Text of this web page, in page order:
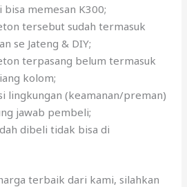
memesan K300;
tersebut sudah termasuk
se Jateng & DIY;
terpasang belum termasuk
kolom;
lingkungan (keamanan/preman)
jawab pembeli;
dibeli tidak bisa di
terbaik dari kami, silahkan